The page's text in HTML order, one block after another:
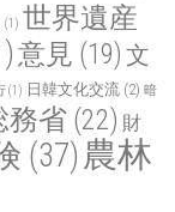
(1) 世界遺産
意見 (19) 文
(1) 日韓文化交流 (2) 暗
務省 (22) 財
(37) 農林